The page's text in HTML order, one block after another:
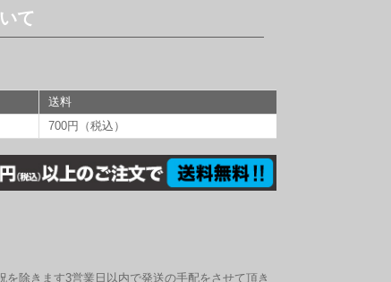
て
送料
700円（税込）
を除きます3営業日以内で発送の手配をさせて頂き